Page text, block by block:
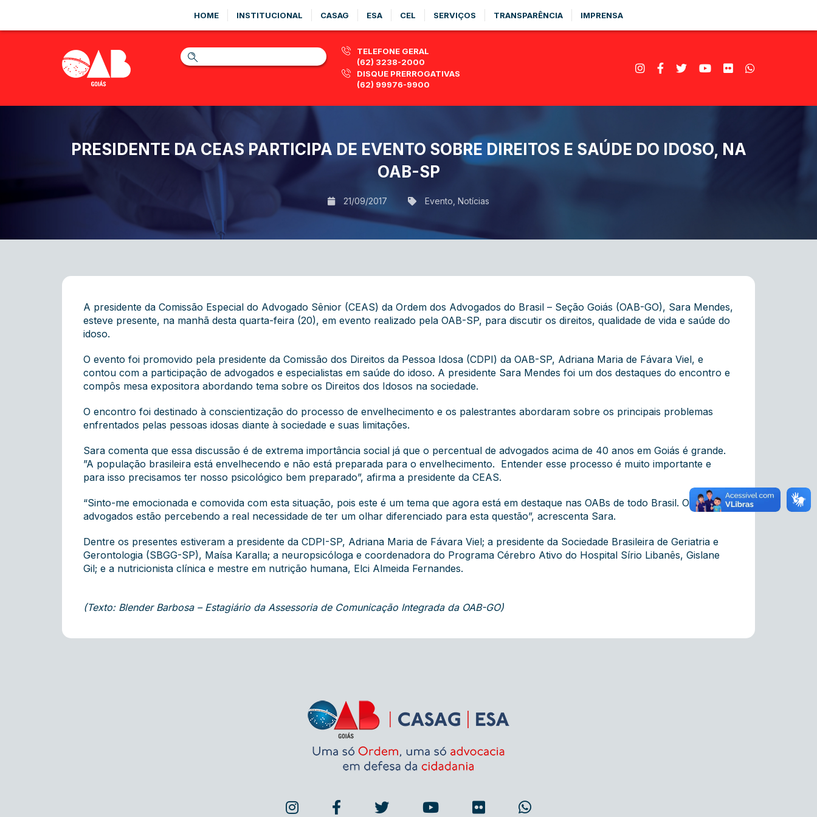
HOME INSTITUCIONAL CASAG ESA CEL SERVIÇOS TRANSPARÊNCIA IMPRENSA
TELEFONE GERAL
(62) 3238-2000
DISQUE PRERROGATIVAS
(62) 99976-9900
PRESIDENTE DA CEAS PARTICIPA DE EVENTO SOBRE DIREITOS E SAÚDE DO IDOSO, NA
OAB-SP
21/09/2017 Evento Notícias
A presidente da Comissão Especial do Advogado Sênior (CEAS) da Ordem dos Advogados do Brasil – Seção Goiás (OAB-GO), Sara Mendes,
esteve presente, na manhã desta quarta-feira (20), em evento realizado pela OAB-SP, para discutir os direitos, qualidade de vida e saúde do
idoso.
O evento foi promovido pela presidente da Comissão dos Direitos da Pessoa Idosa (CDPI) da OAB-SP, Adriana Maria de Fávara Viel, e
contou com a participação de advogados e especialistas em saúde do idoso. A presidente Sara Mendes foi um dos destaques do encontro e
compôs mesa expositora abordando tema sobre os Direitos dos Idosos na sociedade.
O encontro foi destinado à conscientização do processo de envelhecimento e os palestrantes abordaram sobre os principais problemas
enfrentados pelas pessoas idosas diante à sociedade e suas limitações.
Sara comenta que essa discussão é de extrema importância social já que o percentual de advogados acima de 40 anos em Goiás é grande.
”A população brasileira está envelhecendo e não está preparada para o envelhecimento. Entender esse processo é muito importante e
para isso precisamos ter nosso psicológico bem preparado”, afirma a presidente da CEAS.
“Sinto-me emocionada e comovida com esta situação, pois este é um tema que agora está em destaque nas OABs de todo Brasil. Os
advogados estão percebendo a real necessidade de ter um olhar diferenciado para esta questão”, acrescenta Sara.
Dentre os presentes estiveram a presidente da CDPI-SP, Adriana Maria de Fávara Viel; a presidente da Sociedade Brasileira de Geriatria e
Gerontologia (SBGG-SP), Maísa Karalla; a neuropsicóloga e coordenadora do Programa Cérebro Ativo do Hospital Sírio Libanês, Gislane
Gil; e a nutricionista clínica e mestre em nutrição humana, Elci Almeida Fernandes.
(Texto: Blender Barbosa – Estagiário da Assessoria de Comunicação Integrada da OAB-GO)